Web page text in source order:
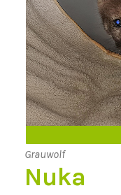
Grauwolf
Nuka